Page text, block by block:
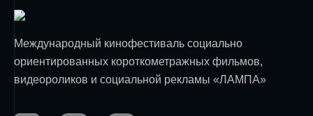
Международный кинофестиваль социально
ориентированных короткометражных фильмов,
видеороликов и социальной рекламы «ЛАМПА»